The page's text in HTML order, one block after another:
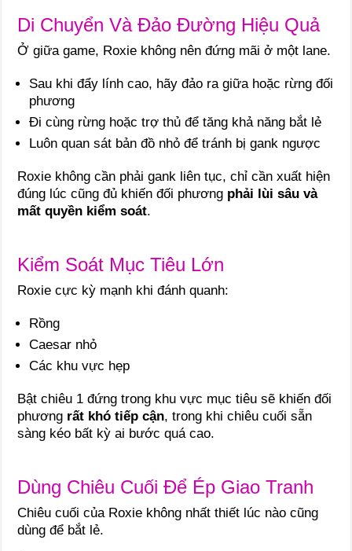
Di Chuyển Và Đảo Đường Hiệu Quả
Ở giữa game, Roxie không nên đứng mãi ở một lane.
Sau khi đẩy lính cao, hãy đảo ra giữa hoặc rừng đối
phương
Đi cùng rừng hoặc trợ thủ để tăng khả năng bắt lẻ
Luôn quan sát bản đồ nhỏ để tránh bị gank ngược
Roxie không cần phải gank liên tục, chỉ cần xuất hiện
đúng lúc cũng đủ khiến đối phương phải lùi sâu và
mất quyền kiểm soát.
Kiểm Soát Mục Tiêu Lớn
Roxie cực kỳ mạnh khi đánh quanh:
Rồng
Caesar nhỏ
Các khu vực hẹp
Bật chiêu 1 đứng trong khu vực mục tiêu sẽ khiến đối
phương rất khó tiếp cận, trong khi chiêu cuối sẵn
sàng kéo bất kỳ ai bước quá cao.
Dùng Chiêu Cuối Để Ép Giao Tranh
Chiêu cuối của Roxie không nhất thiết lúc nào cũng
dùng để bắt lẻ.